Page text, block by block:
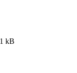
kB